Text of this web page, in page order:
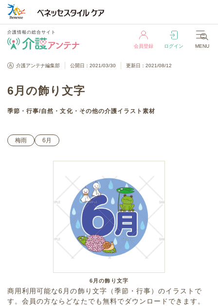
介護情報の総合サイト
会員登録 ログイン MENU
介護情報の総合サイト
介護アンテナ編集部 公開日：2021/03/30 更新日：2021/08/12
6月の飾り文字
季節・行事/自然・文化・その他の介護イラスト素材
梅雨 6月
6月の飾り文字
商用利用可能な6月の飾り文字（季節・行事）のイラストで
す。会員の方ならどなたでも無料でダウンロードできます。